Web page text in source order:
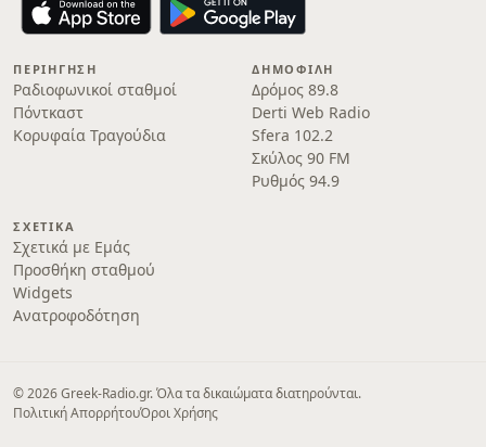
ΠΕΡΙΉΓΗΣΗ
Ραδιοφωνικοί σταθμοί
Πόντκαστ
Κορυφαία Τραγούδια
ΔΗΜΟΦΙΛΉ
Δρόμος 89.8
Derti Web Radio
Sfera 102.2
Σκύλος 90 FM
Ρυθμός 94.9
ΣΧΕΤΙΚΆ
Σχετικά με Εμάς
Προσθήκη σταθμού
Widgets
Ανατροφοδότηση
© 2026 Greek-Radio.gr. Όλα τα δικαιώματα διατηρούνται.
Πολιτική ΑπορρήτουΌροι Χρήσης